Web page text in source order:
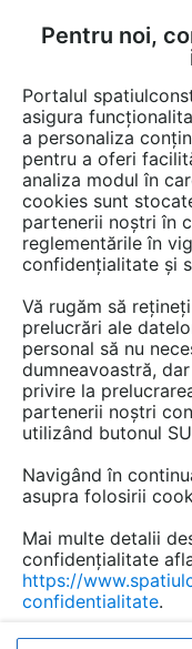
CUM SE FACE
Afla totul
complete
1 ARTICOL
Pentru noi,
Portalul
asigura
a personaliza
pentru a oferi
analiza modul în
cookies sunt
partenerii noștri în
reglementările în
confidențialitate și
Vă rugăm să
prelucrări ale
personal să nu
dumneavoastră,
privire la
partenerii noștri
utilizând butonul
Navigând în
asupra folosirii
Mai multe detalii
confidențialitate
https://
confidentialitate.